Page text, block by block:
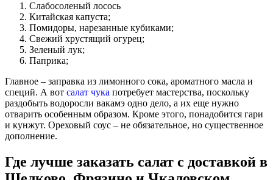
Слабосоленый лосось
Китайская капуста;
Помидоры, нарезанные кубиками;
Свежий хрустящий огурец;
Зеленый лук;
Паприка;
Главное – заправка из лимонного сока, ароматного масла и
специй. А вот салат чука потребует мастерства, поскольку
раздобыть водоросли вакамэ одно дело, а их еще нужно
отварить особенным образом. Кроме этого, понадобится гари
и кунжут. Ореховый соус – не обязательное, но существенное
дополнение.
Где лучше заказать салат с доставкой в